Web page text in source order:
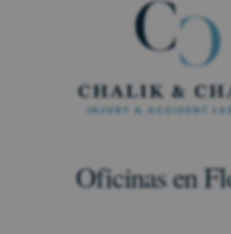
Oficinas en